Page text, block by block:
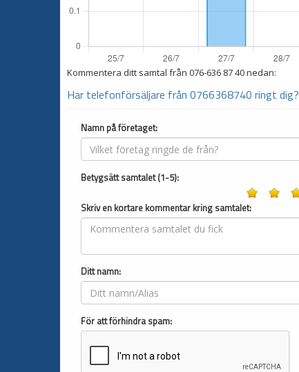
Kommentera ditt samtal från 076-636 87 40nedan:
Har telefonförsäljare från 0766368740 ringt dig?
Namn på företaget:
Betygsätt samtalet (1-5):
Skriv en kortare kommentar kring samtalet:
Ditt namn:
För att förhindra spam: